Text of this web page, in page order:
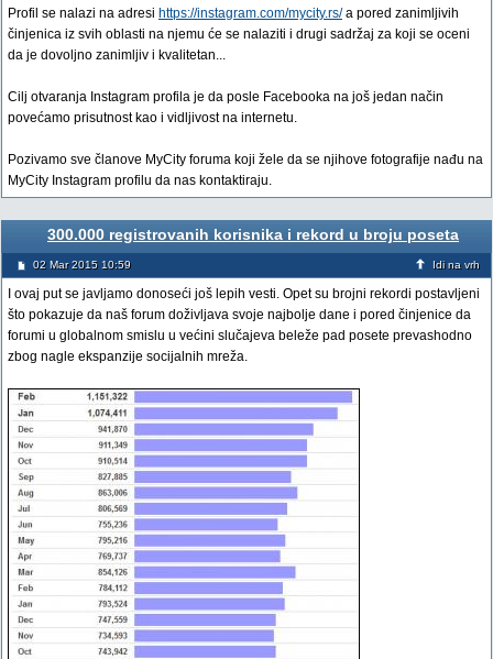
Profil se nalazi na adresi https://instagram.com/mycity.rs/a pored zanimljivih
činjenica iz svih oblasti na njemu će se nalaziti i drugi sadržaj za koji se oceni
da je dovoljno zanimljiv i kvalitetan...
Cilj otvaranja Instagram profila je da posle Facebooka na još jedan način
povećamo prisutnost kao i vidljivost na internetu.
Pozivamo sve članove MyCity foruma koji žele da se njihove fotografije nađu na
MyCity Instagram profilu da nas kontaktiraju.
300.000 registrovanih korisnika i rekord u broju poseta
02 Mar 2015 10:59 Idi na vrh
I ovaj put se javljamo donoseći još lepih vesti. Opet su brojni rekordi postavljeni
što pokazuje da naš forum doživljava svoje najbolje dane i pored činjenice da
forumi u globalnom smislu u većini slučajeva beleže pad posete prevashodno
zbog nagle ekspanzije socijalnih mreža.